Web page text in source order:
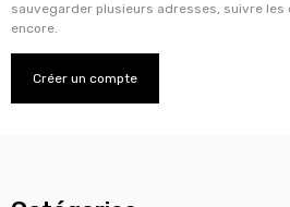
sauvegarder plusieurs adresses, suivre les
encore.
Créer un compte